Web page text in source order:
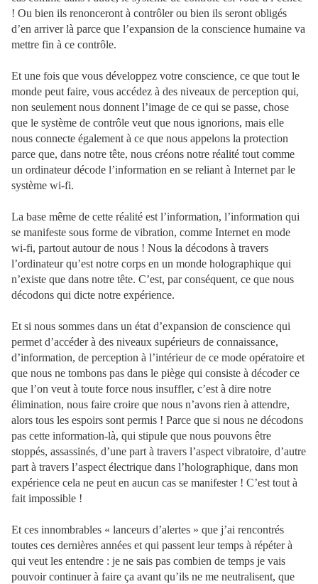
! Ou bien ils renonceront à contrôler ou bien ils seront obligés
d’en arriver là parce que l’expansion de la conscience humaine va
mettre fin à ce contrôle.
Et une fois que vous développez votre conscience, ce que tout le
monde peut faire, vous accédez à des niveaux de perception qui,
non seulement nous donnent l’image de ce qui se passe, chose
que le système de contrôle veut que nous ignorions, mais elle
nous connecte également à ce que nous appelons la protection
parce que, dans notre tête, nous créons notre réalité tout comme
un ordinateur décode l’information en se reliant à Internet par le
système wi-fi.
La base même de cette réalité est l’information, l’information qui
se manifeste sous forme de vibration, comme Internet en mode
wi-fi, partout autour de nous ! Nous la décodons à travers
l’ordinateur qu’est notre corps en un monde holographique qui
n’existe que dans notre tête. C’est, par conséquent, ce que nous
décodons qui dicte notre expérience.
Et si nous sommes dans un état d’expansion de conscience qui
permet d’accéder à des niveaux supérieurs de connaissance,
d’information, de perception à l’intérieur de ce mode opératoire et
que nous ne tombons pas dans le piège qui consiste à décoder ce
que l’on veut à toute force nous insuffler, c’est à dire notre
élimination, nous faire croire que nous n’avons rien à attendre,
alors tous les espoirs sont permis ! Parce que si nous ne décodons
pas cette information-là, qui stipule que nous pouvons être
stoppés, assassinés, d’une part à travers l’aspect vibratoire, d’autre
part à travers l’aspect électrique dans l’holographique, dans mon
expérience cela ne peut en aucun cas se manifester ! C’est tout à
fait impossible !
Et ces innombrables « lanceurs d’alertes » que j’ai rencontrés
toutes ces dernières années et qui passent leur temps à répéter à
qui veut les entendre : je ne sais pas combien de temps je vais
pouvoir continuer à faire ça avant qu’ils ne me neutralisent, que